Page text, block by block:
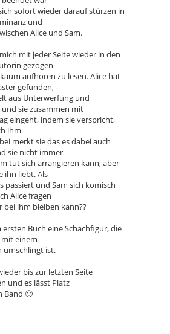
sofort wieder darauf stürzen in
und
Alice und Sam.
mit jeder Seite wieder in den
gezogen
aufhören zu lesen. Alice hat
gefunden,
aus Unterwerfung und
sie zusammen mit
eingeht, indem sie verspricht,
ihm
merkt sie das es dabei auch
sie nicht immer
tut sich arrangieren kann, aber
ihn liebt. Als
passiert und Sam sich komisch
Alice fragen
bei ihm bleiben kann??
ersten Buch eine Schachfigur, die
einem
umschlingt ist.
bis zur letzten Seite
und es lässt Platz
Band 🙂